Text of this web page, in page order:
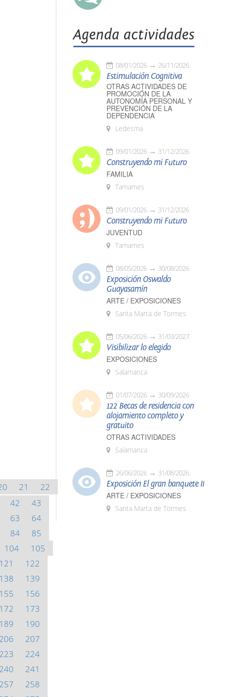
21
22
42
43
63
64
84
85
104
105
121
122
138
139
155
156
172
173
189
190
206
207
223
224
240
241
257
258
Agenda actividades
08/01/2026 26/11/2026
Estimulación Cognitiva
OTRAS ACTIVIDADES DE
PROMOCIÓN DE LA
AUTONOMÍA PERSONAL Y
PREVENCIÓN DE LA
DEPENDENCIA
Ledesma
09/01/2026 31/12/2026
Construyendo mi Futuro
FAMILIA
Tamames
09/01/2026 31/12/2026
Construyendo mi Futuro
JUVENTUD
Tamames
08/05/2026 30/08/2026
Exposición Oswaldo
Guayasamín
ARTE / EXPOSICIONES
Santa Marta de Tormes
05/06/2026 31/03/2027
Visibilizar lo elegido
EXPOSICIONES
Salamanca
01/07/2026 30/09/2026
122 Becas de residencia con
alojamiento completo y
gratuito
OTRAS ACTIVIDADES
Salamanca
26/06/2026 31/08/2026
Exposición El gran banquete II
ARTE / EXPOSICIONES
Santa Marta de Tormes